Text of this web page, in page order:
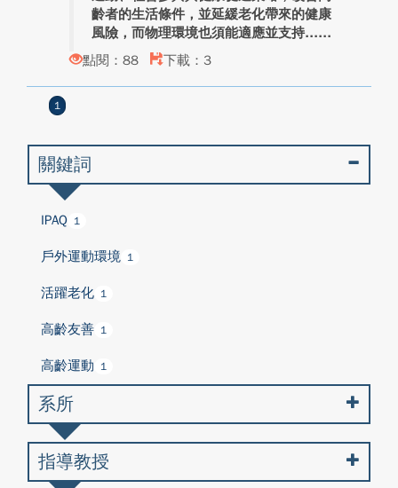
齡者的生活條件，並延緩老化帶來的健康
風險，而物理環境也須能適應並支持...
點閱：88
下載：3
1
關鍵詞
IPAQ 1
戶外運動環境 1
活躍老化 1
高齡友善 1
高齡運動 1
系所
指導教授